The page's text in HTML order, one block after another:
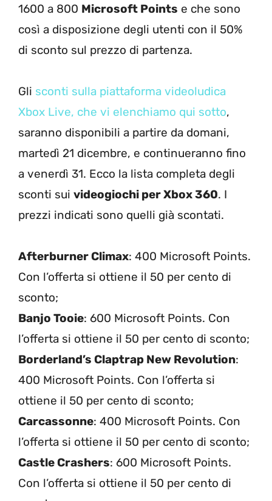
1600 a 800 Microsoft Points e che sono
così a disposizione degli utenti con il 50%
di sconto sul prezzo di partenza.
Gli sconti sulla piattaforma videoludica
Xbox Live, che vi elenchiamo qui sotto,
saranno disponibili a partire da domani,
martedì 21 dicembre, e continueranno fino
a venerdì 31. Ecco la lista completa degli
sconti sui videogiochi per Xbox 360. I
prezzi indicati sono quelli già scontati.
Afterburner Climax: 400 Microsoft Points.
Con l’offerta si ottiene il 50 per cento di
sconto;
Banjo Tooie: 600 Microsoft Points. Con
l’offerta si ottiene il 50 per cento di sconto;
Borderland’s Claptrap New Revolution:
400 Microsoft Points. Con l’offerta si
ottiene il 50 per cento di sconto;
Carcassonne: 400 Microsoft Points. Con
l’offerta si ottiene il 50 per cento di sconto;
Castle Crashers: 600 Microsoft Points.
Con l’offerta si ottiene il 50 per cento di